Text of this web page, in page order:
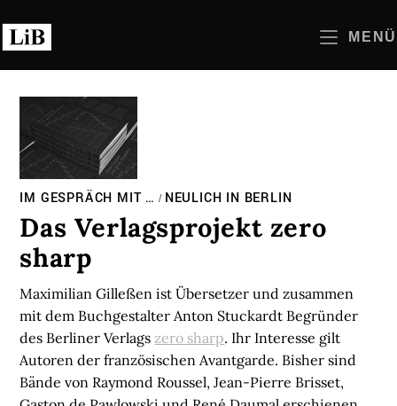
Inhalt
springen
MENÜ
IM GESPRÄCH MIT … / NEULICH IN BERLIN
Das Verlagsprojekt zero
sharp
Maximilian Gilleßen ist Übersetzer und zusammen
mit dem Buchgestalter Anton Stuckardt Begründer
des Berliner Verlagszero sharp. Ihr Interesse gilt
Autoren der französischen Avantgarde. Bisher sind
Bände von Raymond Roussel, Jean-Pierre Brisset,